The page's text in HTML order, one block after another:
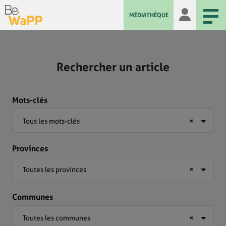
MÉDIATHÈQUE
Rechercher un article
Mots-clés
×
Tous les mots-clés
Provinces
×
Toutes les provinces
Communes
×
Toutes les communes